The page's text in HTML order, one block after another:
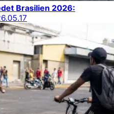
Brasilien 2026: